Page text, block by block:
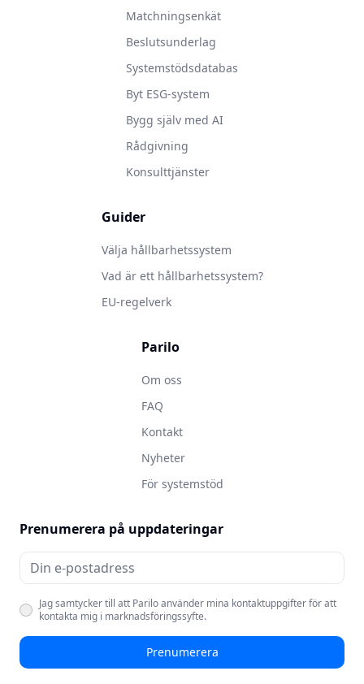
Matchningsenkät
Beslutsunderlag
Systemstödsdatabas
Byt ESG-system
Bygg själv med AI
Rådgivning
Konsulttjänster
Guider
Välja hållbarhetssystem
Vad är ett hållbarhetssystem?
EU-regelverk
Parilo
Om oss
FAQ
Kontakt
Nyheter
För systemstöd
Prenumerera på uppdateringar
Jag samtycker till att Parilo använder mina kontaktuppgifter för att
kontakta mig i marknadsföringssyfte.
Prenumerera